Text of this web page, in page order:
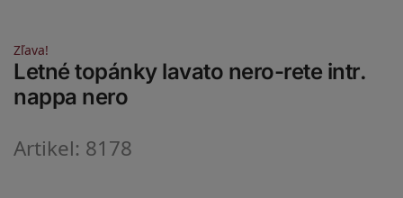
Zľava!
Letné topánky lavato nero-rete intr.
nappa nero
Artikel: 8178